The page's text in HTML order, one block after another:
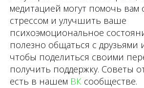
медитацией могут помочь вам
стрессом и улучшить ваше
психоэмоциональное
полезно общаться с друзьями
чтобы поделиться своими
получить поддержку. Советы
есть в нашем ВК сообществе.